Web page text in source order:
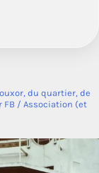
du quartier, de
FB / Association (et